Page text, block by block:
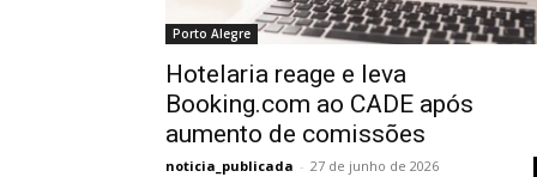
Porto Alegre
Hotelaria reage e leva
Booking.com ao CADE após
aumento de comissões
noticia_publicada - 27 de junho de 2026